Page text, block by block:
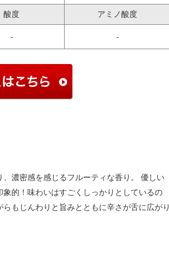
酸度 アミノ酸度
- -
濃密感を感じるフルーティな香り。 優しい
的！味わいはすごくしっかりとしているの
もじんわりと旨みとともに辛さが舌に広がり